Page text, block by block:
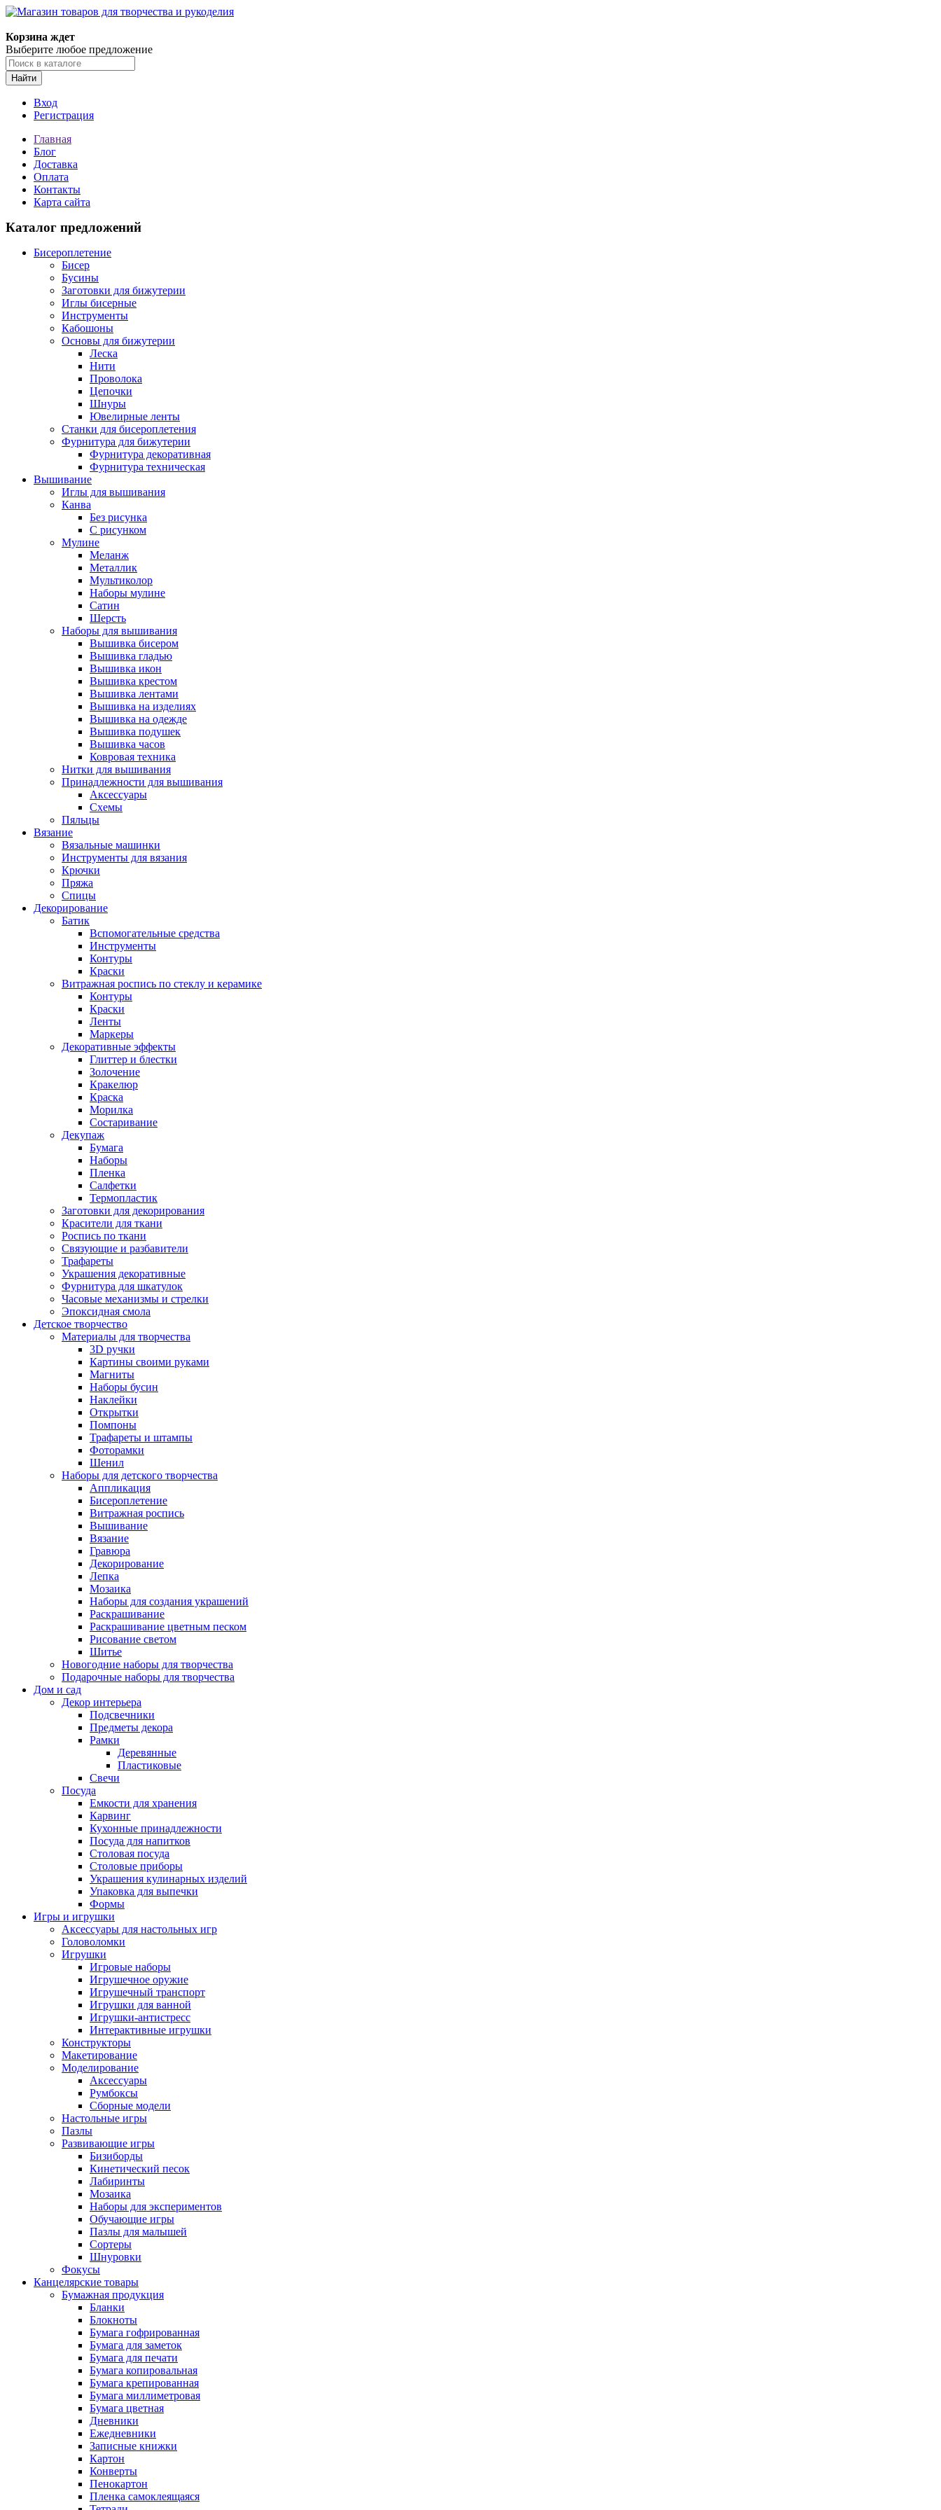
Корзина ждет
Выберите любое предложение
Найти
Вход
Регистрация
Главная
Блог
Доставка
Оплата
Контакты
Карта сайта
Каталог предложений
Бисероплетение
Бисер
Бусины
Заготовки для бижутерии
Иглы бисерные
Инструменты
Кабошоны
Основы для бижутерии
Леска
Нити
Проволока
Цепочки
Шнуры
Ювелирные ленты
Станки для бисероплетения
Фурнитура для бижутерии
Фурнитура декоративная
Фурнитура техническая
Вышивание
Иглы для вышивания
Канва
Без рисунка
С рисунком
Мулине
Меланж
Металлик
Мультиколор
Наборы мулине
Сатин
Шерсть
Наборы для вышивания
Вышивка бисером
Вышивка гладью
Вышивка икон
Вышивка крестом
Вышивка лентами
Вышивка на изделиях
Вышивка на одежде
Вышивка подушек
Вышивка часов
Ковровая техника
Нитки для вышивания
Принадлежности для вышивания
Аксессуары
Схемы
Пяльцы
Вязание
Вязальные машинки
Инструменты для вязания
Крючки
Пряжа
Спицы
Декорирование
Батик
Вспомогательные средства
Инструменты
Контуры
Краски
Витражная роспись по стеклу и керамике
Контуры
Краски
Ленты
Маркеры
Декоративные эффекты
Глиттер и блестки
Золочение
Кракелюр
Краска
Морилка
Состаривание
Декупаж
Бумага
Наборы
Пленка
Салфетки
Термопластик
Заготовки для декорирования
Красители для ткани
Роспись по ткани
Связующие и разбавители
Трафареты
Украшения декоративные
Фурнитура для шкатулок
Часовые механизмы и стрелки
Эпоксидная смола
Детское творчество
Материалы для творчества
3D ручки
Картины своими руками
Магниты
Наборы бусин
Наклейки
Открытки
Помпоны
Трафареты и штампы
Фоторамки
Шенил
Наборы для детского творчества
Аппликация
Бисероплетение
Витражная роспись
Вышивание
Вязание
Гравюра
Декорирование
Лепка
Мозаика
Наборы для создания украшений
Раскрашивание
Раскрашивание цветным песком
Рисование светом
Шитье
Новогодние наборы для творчества
Подарочные наборы для творчества
Дом и сад
Декор интерьера
Подсвечники
Предметы декора
Рамки
Деревянные
Пластиковые
Свечи
Посуда
Емкости для хранения
Карвинг
Кухонные принадлежности
Посуда для напитков
Столовая посуда
Столовые приборы
Украшения кулинарных изделий
Упаковка для выпечки
Формы
Игры и игрушки
Аксессуары для настольных игр
Головоломки
Игрушки
Игровые наборы
Игрушечное оружие
Игрушечный транспорт
Игрушки для ванной
Игрушки-антистресс
Интерактивные игрушки
Конструкторы
Макетирование
Моделирование
Аксессуары
Румбоксы
Сборные модели
Настольные игры
Пазлы
Развивающие игры
Бизиборды
Кинетический песок
Лабиринты
Мозаика
Наборы для экспериментов
Обучающие игры
Пазлы для малышей
Сортеры
Шнуровки
Фокусы
Канцелярские товары
Бумажная продукция
Бланки
Блокноты
Бумага гофрированная
Бумага для заметок
Бумага для печати
Бумага копировальная
Бумага крепированная
Бумага миллиметровая
Бумага цветная
Дневники
Ежедневники
Записные книжки
Картон
Конверты
Пенокартон
Пленка самоклеящаяся